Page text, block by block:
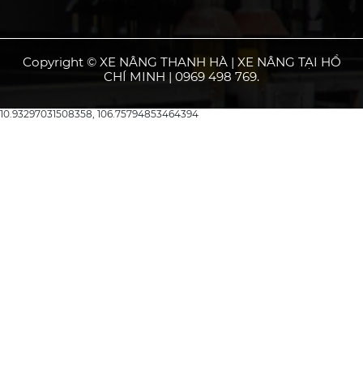
Copyright © XE NÂNG THANH HÀ | XE NÂNG TẠI HỒ
CHÍ MINH | 0969 498 769.
10.93297031508358, 106.75794853464394